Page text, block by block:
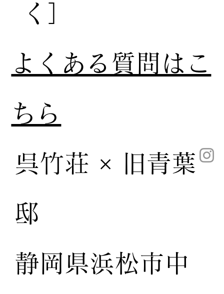
く］
呉竹荘 × 旧青葉
邸
静岡県浜松市中
​よくある質問はこ
ちら